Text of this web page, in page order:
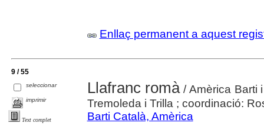
Enllaç permanent a aquest
9 / 55
seleccionar
imprimir
Text complet
Llafranc romà/ Amèrica Barti
Tremoleda i Trilla ; coordinació:
Barti Català, Amèrica